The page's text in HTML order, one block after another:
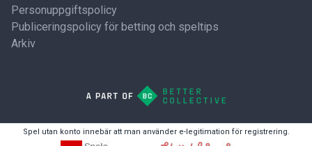
Personuppgiftspolicy
Publiceringspolicy för betting och speltips
Arkiv
Spel utan konto innebär att man använder e-legitimation för registrering.